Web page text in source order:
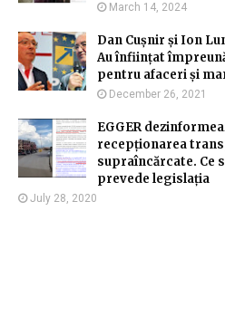
March 14, 2024
Dan Cușnir și Ion
Au înființat
pentru afaceri și
December 26, 2021
EGGER
recepționarea
supraîncărcate. Ce
prevede legislația
July 28, 2020